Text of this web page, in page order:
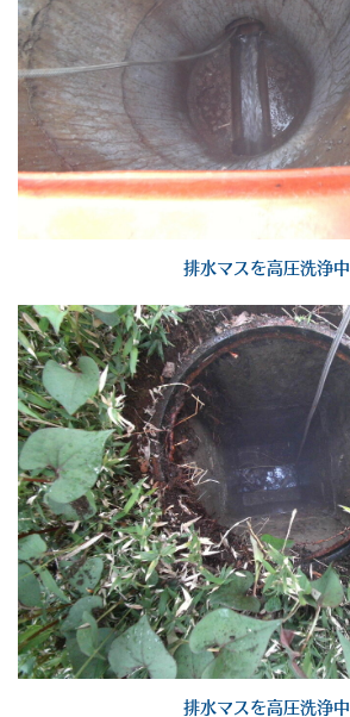
排水マスを高圧洗浄中
排水マスを高圧洗浄中